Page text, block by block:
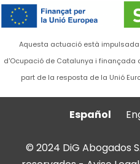
Aquesta actuació està impulsada
d'Ocupació de Catalunya i finançada
part de la resposta de la Unió
Español
© 2024 DiG Abogados